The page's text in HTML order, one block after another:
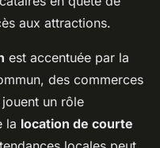
aux attractions.
est accentuée par la
des commerces
un rôle
la location de courte